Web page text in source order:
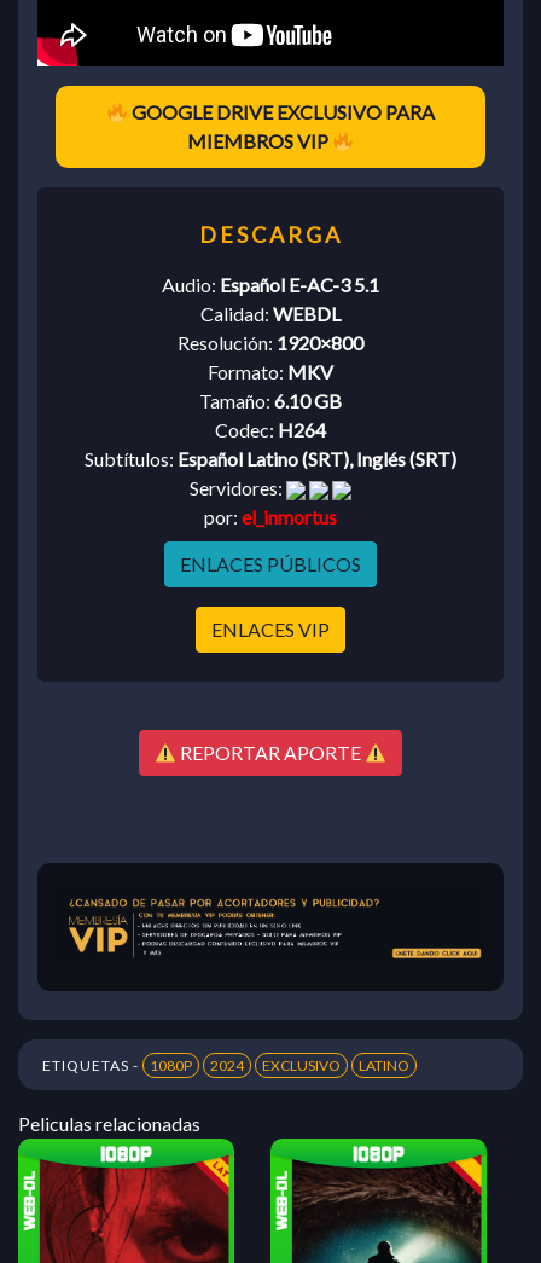
GOOGLE DRIVE EXCLUSIVO PARA
MIEMBROS VIP
Audio: Español E-AC-3 5.1
Calidad: WEBDL
Resolución: 1920×800
Formato: MKV
Tamaño: 6.10 GB
Codec: H264
Subtítulos: Español Latino (SRT), Inglés (SRT)
Servidores:
por: el_inmortus
ENLACES PÚBLICOS
ENLACES VIP
REPORTAR APORTE
ETIQUETAS - 1080P 2024 EXCLUSIVO LATINO
Peliculas relacionadas